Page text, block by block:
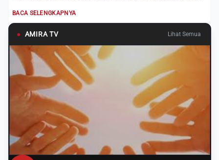
BACA SELENGKAPNYA
● AMIRA TV Lihat Semua